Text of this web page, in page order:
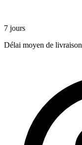
7 jours
Délai moyen de livraison